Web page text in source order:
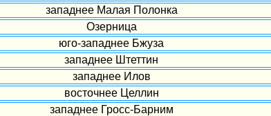
западнее Малая Полонка
Озерница
юго-западнее Бжуза
западнее Штеттин
западнее Илов
восточнее Целлин
западнее Гросс-Барним